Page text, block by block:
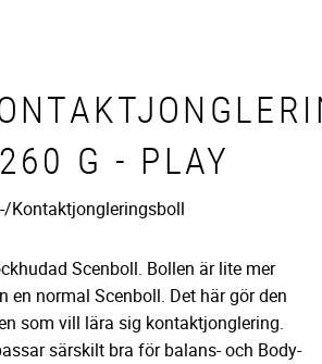
G - PLAY
Kontaktjongleringsboll
Scenboll. Bollen är lite mer
en normal Scenboll. Det här gör den
som vill lära sig kontaktjonglering.
särskilt bra för balans- och Body-